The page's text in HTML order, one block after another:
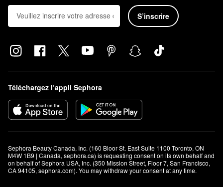
S’inscrire
Téléchargez l’appli Sephora
Sephora Beauty Canada, Inc. (160 Bloor St. East Suite 1100 Toronto, ON
M4W 1B9 | Canada, sephora.ca) is requesting consent on its own behalf and
on behalf of Sephora USA, Inc. (350 Mission Street, Floor 7, San Francisco,
CA 94105, sephora.com). You may withdraw your consent at any time.